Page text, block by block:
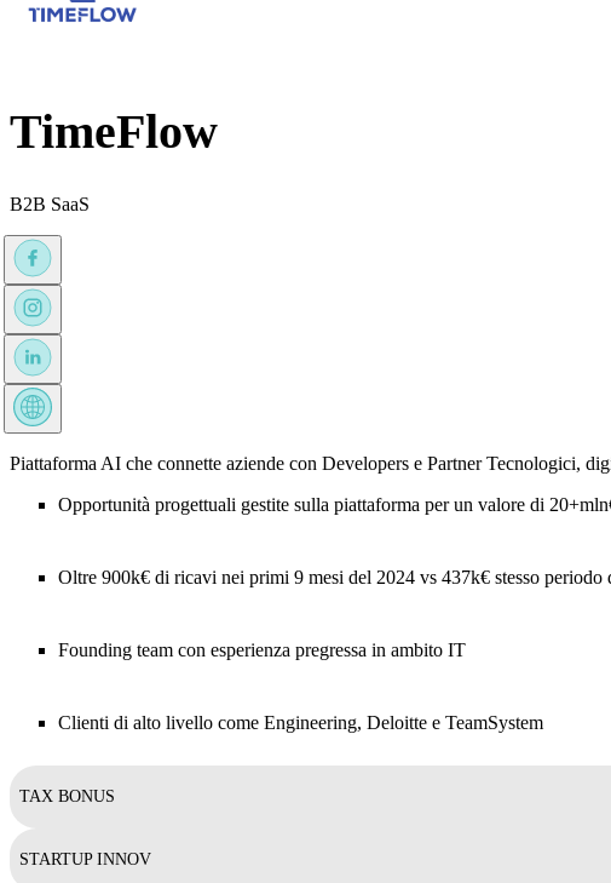
TimeFlow
B2B SaaS
Piattaforma AI che connette aziende con Developers e Partner Tecnologici,
Opportunità progettuali gestite sulla piattaforma per un valore di
Oltre 900k€ di ricavi nei primi 9 mesi del 2024 vs 437k€ stesso periodo
Founding team con esperienza pregressa in ambito IT
Clienti di alto livello come Engineering, Deloitte e TeamSystem
TAX BONUS
STARTUP INNOV